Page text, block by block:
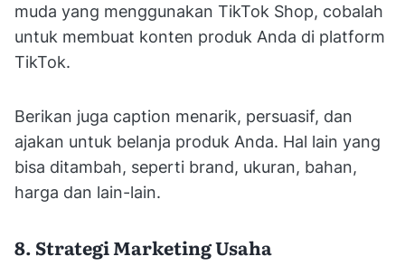
muda yang menggunakan TikTok Shop, cobalah
untuk membuat konten produk Anda di platform
TikTok.
Berikan juga caption menarik, persuasif, dan
ajakan untuk belanja produk Anda. Hal lain yang
bisa ditambah, seperti brand, ukuran, bahan,
harga dan lain-lain.
8. Strategi Marketing Usaha